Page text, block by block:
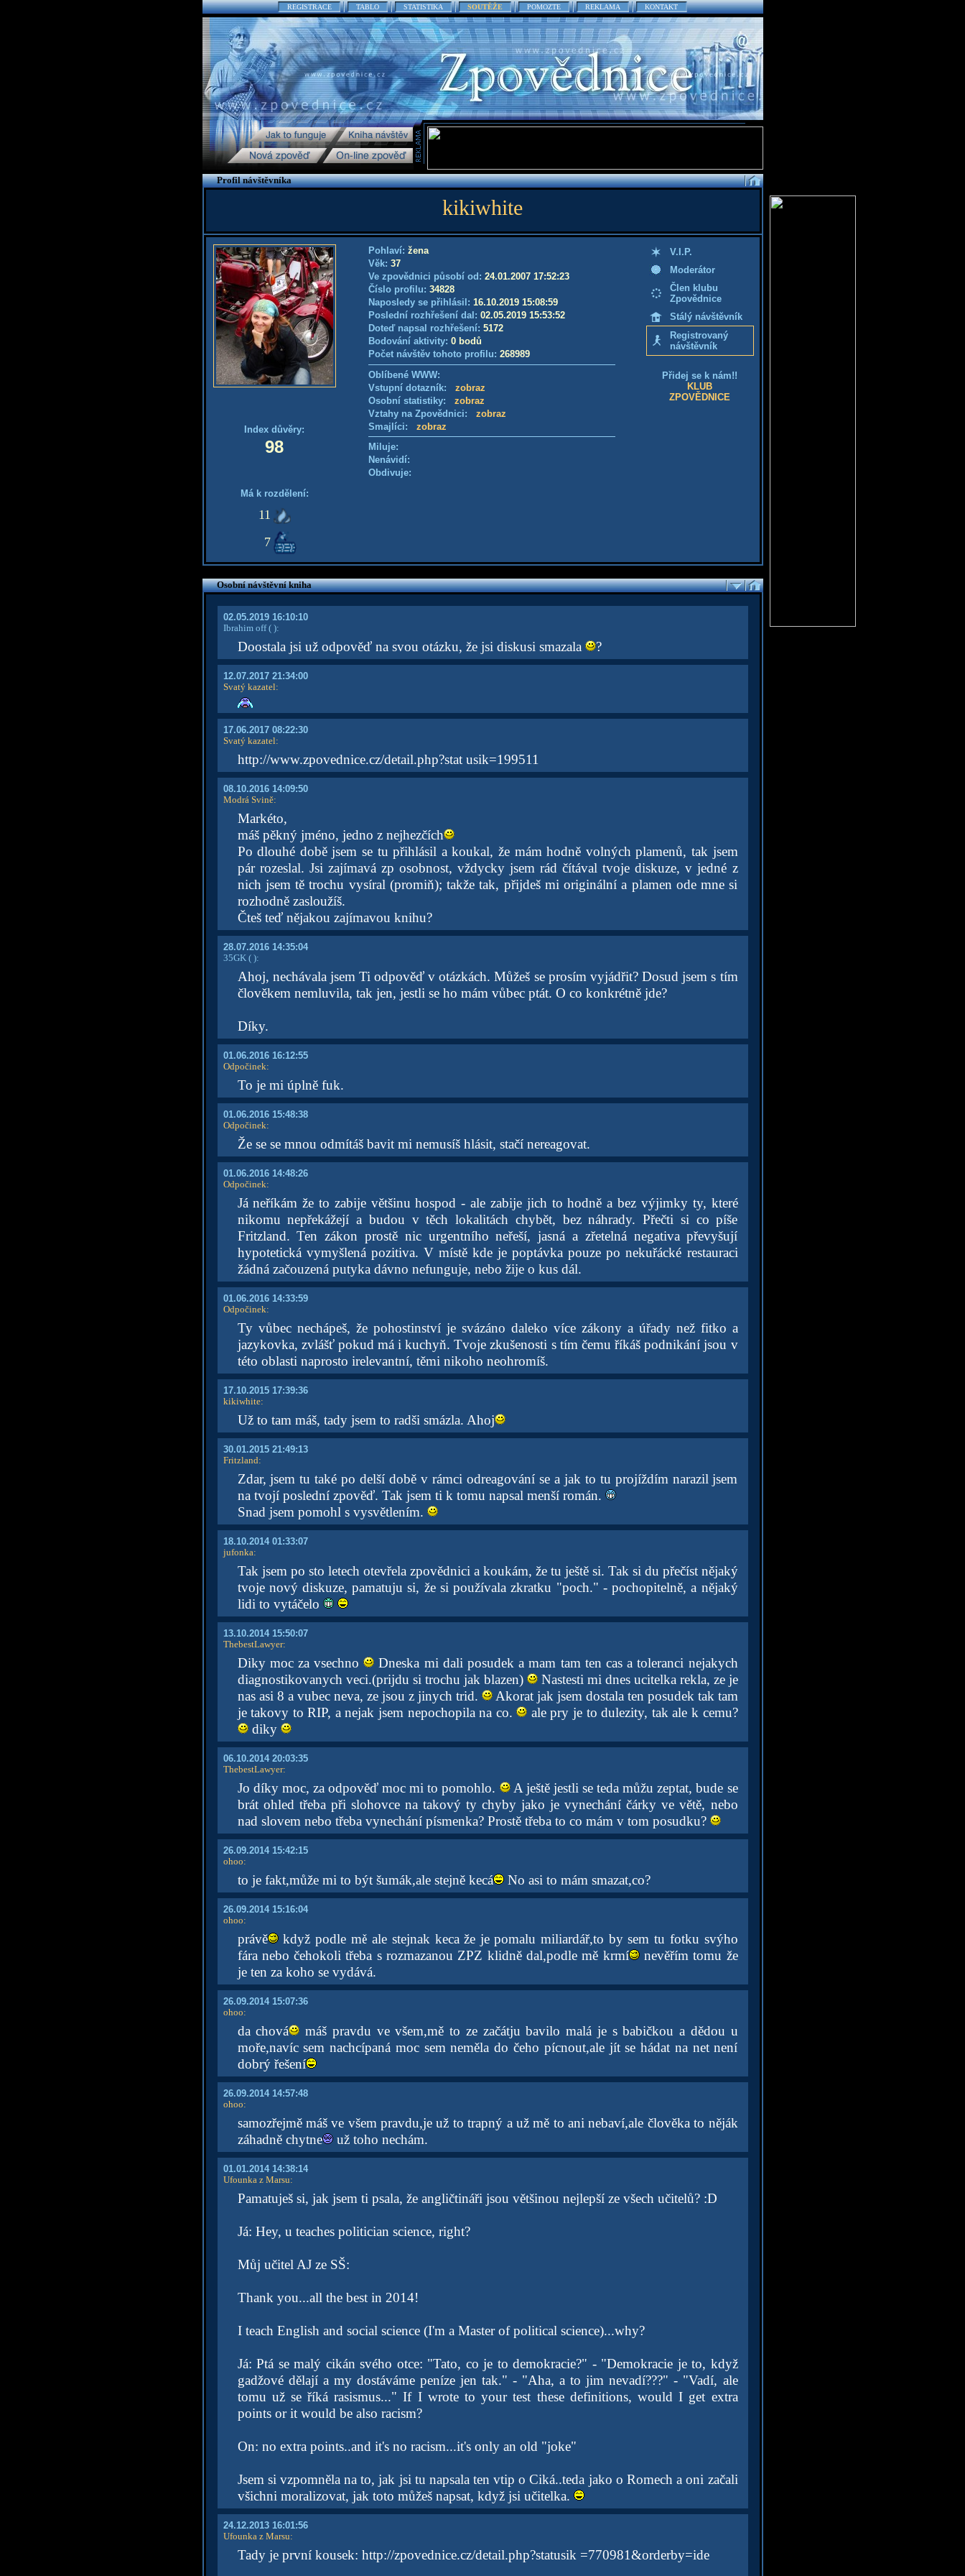
REGISTRACE TABLO STATISTIKA SOUTĚŽE POMOZTE REKLAMA KONTAKT
Profil návštěvníka
kikiwhite
Index důvěry:
98
Má k rozdělení:
11
7
Pohlaví: žena
Věk: 37
Ve zpovědnici působí od: 24.01.2007 17:52:23
Číslo profilu: 34828
Naposledy se přihlásil: 16.10.2019 15:08:59
Poslední rozhřešení dal: 02.05.2019 15:53:52
Doteď napsal rozhřešení: 5172
Bodování aktivity: 0 bodů
Počet návštěv tohoto profilu: 268989
Oblíbené WWW:
Vstupní dotazník: zobraz
Osobní statistiky: zobraz
Vztahy na Zpovědnici: zobraz
Smajlíci: zobraz
Miluje:
Nenávidí:
Obdivuje:
V.I.P.
Moderátor
Člen klubu
Zpovědnice
Stálý návštěvník
Registrovaný
návštěvník
Přidej se k nám!!
KLUB
ZPOVĚDNICE
Osobní návštěvní kniha
02.05.2019 16:10:10
Ibrahim off( ):
Doostala jsi už odpověď na svou otázku, že jsi diskusi smazala ?
12.07.2017 21:34:00
Svatý kazatel:
17.06.2017 08:22:30
Svatý kazatel:
http://www.zpovednice.cz/detail.php?stat usik=199511
08.10.2016 14:09:50
Modrá Svině:
Markéto,
máš pěkný jméno, jedno z nejhezčích
Po dlouhé době jsem se tu přihlásil a koukal, že mám hodně volných plamenů, tak jsem
pár rozeslal. Jsi zajímavá zp osobnost, vždycky jsem rád čítával tvoje diskuze, v jedné z
nich jsem tě trochu vysíral (promiň); takže tak, přijdeš mi originální a plamen ode mne si
rozhodně zasloužíš.
Čteš teď nějakou zajímavou knihu?
28.07.2016 14:35:04
35GK( ):
Ahoj, nechávala jsem Ti odpověď v otázkách. Můžeš se prosím vyjádřit? Dosud jsem s tím
člověkem nemluvila, tak jen, jestli se ho mám vůbec ptát. O co konkrétně jde?
Díky.
01.06.2016 16:12:55
Odpočinek:
To je mi úplně fuk.
01.06.2016 15:48:38
Odpočinek:
Že se se mnou odmítáš bavit mi nemusíš hlásit, stačí nereagovat.
01.06.2016 14:48:26
Odpočinek:
Já neříkám že to zabije většinu hospod - ale zabije jich to hodně a bez výjimky ty, které
nikomu nepřekážejí a budou v těch lokalitách chybět, bez náhrady. Přečti si co píše
Fritzland. Ten zákon prostě nic urgentního neřeší, jasná a zřetelná negativa převyšují
hypotetická vymyšlená pozitiva. V místě kde je poptávka pouze po nekuřácké restauraci
žádná začouzená putyka dávno nefunguje, nebo žije o kus dál.
01.06.2016 14:33:59
Odpočinek:
Ty vůbec nechápeš, že pohostinství je svázáno daleko více zákony a úřady než fitko a
jazykovka, zvlášť pokud má i kuchyň. Tvoje zkušenosti s tím čemu říkáš podnikání jsou v
této oblasti naprosto irelevantní, těmi nikoho neohromíš.
17.10.2015 17:39:36
kikiwhite:
Už to tam máš, tady jsem to radši smázla. Ahoj
30.01.2015 21:49:13
Fritzland:
Zdar, jsem tu také po delší době v rámci odreagování se a jak to tu projíždím narazil jsem
na tvojí poslední zpověď. Tak jsem ti k tomu napsal menší román.
Snad jsem pomohl s vysvětlením.
18.10.2014 01:33:07
jufonka:
Tak jsem po sto letech otevřela zpovědnici a koukám, že tu ještě si. Tak si du přečíst nějaký
tvoje nový diskuze, pamatuju si, že si používala zkratku "poch." - pochopitelně, a nějaký
lidi to vytáčelo
13.10.2014 15:50:07
ThebestLawyer:
Diky moc za vsechno
Dneska mi dali posudek a mam tam ten cas a toleranci nejakych
diagnostikovanych veci.(prijdu si trochu jak blazen)
Nastesti mi dnes ucitelka rekla, ze je
nas asi 8 a vubec neva, ze jsou z jinych trid.
Akorat jak jsem dostala ten posudek tak tam
je takovy to RIP, a nejak jsem nepochopila na co.
ale pry je to dulezity, tak ale k cemu?
diky
06.10.2014 20:03:35
ThebestLawyer:
Jo díky moc, za odpověď moc mi to pomohlo.
A ještě jestli se teda můžu zeptat, bude se
brát ohled třeba při slohovce na takový ty chyby jako je vynechání čárky ve větě, nebo
nad slovem nebo třeba vynechání písmenka? Prostě třeba to co mám v tom posudku?
26.09.2014 15:42:15
ohoo:
to je fakt,může mi to být šumák,ale stejně kecá No asi to mám smazat,co?
26.09.2014 15:16:04
ohoo:
právě
když podle mě ale stejnak keca že je pomalu miliardář,to by sem tu fotku svýho
fára nebo čehokoli třeba s rozmazanou ZPZ klidně dal,podle mě krmí
nevěřím tomu že
je ten za koho se vydává.
26.09.2014 15:07:36
ohoo:
da chová
máš pravdu ve všem,mě to ze začátju bavilo malá je s babičkou a dědou u
moře,navíc sem nachcípaná moc sem neměla do čeho pícnout,ale jít se hádat na net není
dobrý řešení
26.09.2014 14:57:48
ohoo:
samozřejmě máš ve všem pravdu,je už to trapný a už mě to ani nebaví,ale člověka to něják
záhadně chytne
už toho nechám.
01.01.2014 14:38:14
Ufounka z Marsu:
Pamatuješ si, jak jsem ti psala, že angličtináři jsou většinou nejlepší ze všech učitelů? :D
Já: Hey, u teaches politician science, right?
Můj učitel AJ ze SŠ:
Thank you...all the best in 2014!
I teach English and social science (I'm a Master of political science)...why?
Já: Ptá se malý cikán svého otce: "Tato, co je to demokracie?" - "Demokracie je to, když
gadžové dělají a my dostáváme peníze jen tak." - "Aha, a to jim nevadí???" - "Vadí, ale
tomu už se říká rasismus..." If I wrote to your test these definitions, would I get extra
points or it would be also racism?
On: no extra points..and it's no racism...it's only an old "joke"
Jsem si vzpomněla na to, jak jsi tu napsala ten vtip o Ciká..teda jako o Romech a oni začali
všichni moralizovat, jak toto můžeš napsat, když jsi učitelka.
24.12.2013 16:01:56
Ufounka z Marsu:
Tady je první kousek: http://zpovednice.cz/detail.php?statusik =770981&orderby=ide